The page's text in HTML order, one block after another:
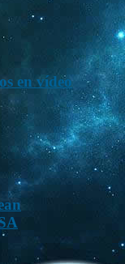
en vídeo